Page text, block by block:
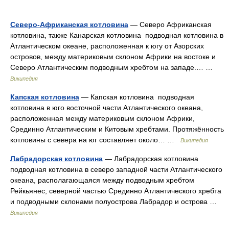
Северо-Африканская котловина — Северо Африканская
котловина, также Канарская котловина подводная котловина в
Атлантическом океане, расположенная к югу от Азорских
островов, между материковым склоном Африки на востоке и
Северо Атлантическим подводным хребтом на западе.… …
Википедия
Капская котловина — Капская котловина подводная
котловина в юго восточной части Атлантического океана,
расположенная между материковым склоном Африки,
Срединно Атлантическим и Китовым хребтами. Протяжённость
котловины с севера на юг составляет около… …
Википедия
Лабрадорская котловина — Лабрадорская котловина
подводная котловина в северо западной части Атлантического
океана, располагающаяся между подводным хребтом
Рейкьянес, северной частью Срединно Атлантического хребта
и подводными склонами полуострова Лабрадор и острова …
Википедия